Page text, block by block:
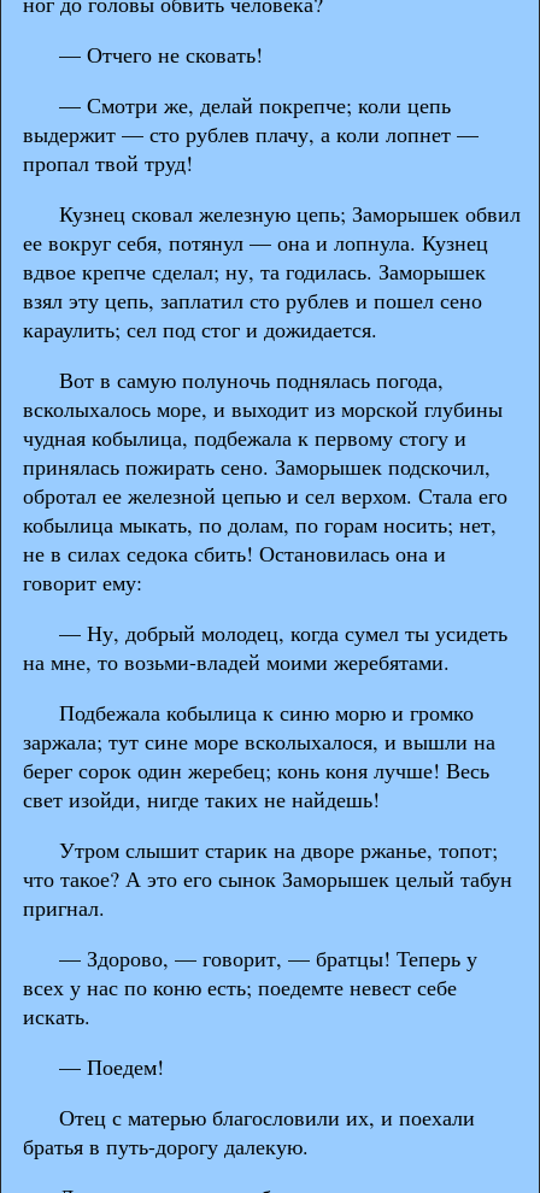
— Отчего не сковать!
— Смотри же, делай покрепче; коли цепь
выдержит — сто рублев плачу, а коли лопнет —
пропал твой труд!
Кузнец сковал железную цепь; Заморышек обвил
ее вокруг себя, потянул — она и лопнула. Кузнец
вдвое крепче сделал; ну, та годилась. Заморышек
взял эту цепь, заплатил сто рублев и пошел сено
караулить; сел под стог и дожидается.
Вот в самую полуночь поднялась погода,
всколыхалось море, и выходит из морской глубины
чудная кобылица, подбежала к первому стогу и
принялась пожирать сено. Заморышек подскочил,
обротал ее железной цепью и сел верхом. Стала его
кобылица мыкать, по долам, по горам носить; нет,
не в силах седока сбить! Остановилась она и
говорит ему:
— Ну, добрый молодец, когда сумел ты усидеть
на мне, то возьми-владей моими жеребятами.
Подбежала кобылица к синю морю и громко
заржала; тут сине море всколыхалося, и вышли на
берег сорок один жеребец; конь коня лучше! Весь
свет изойди, нигде таких не найдешь!
Утром слышит старик на дворе ржанье, топот;
что такое? А это его сынок Заморышек целый табун
пригнал.
— Здорово, — говорит, — братцы! Теперь у
всех у нас по коню есть; поедемте невест себе
искать.
— Поедем!
Отец с матерью благословили их, и поехали
братья в путь-дорогу далекую.